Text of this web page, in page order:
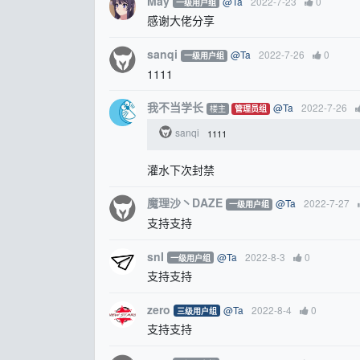
一级用户组
感谢大佬分享
sanqi 一级用户组 @Ta 2022-7-26 0
1111
我不当学长 楼主 管理员组 @Ta
2022-7-26
sanqi
1111
灌水下次封禁
魔理沙丶DAZE 一级用户组 @Ta 2022-7-27
支持支持
snI 一级用户组 @Ta 2022-8-3 0
支持支持
zero 三级用户组 @Ta 2022-8-4 0
支持支持